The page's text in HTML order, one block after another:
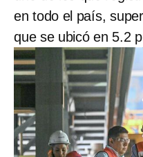
en todo el país,
que se ubicó en 5.2